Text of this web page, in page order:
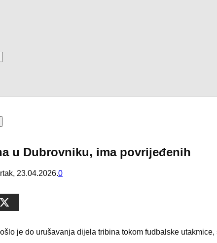
u Dubrovniku, ima povrijeđenih
23.04.2026.0
je do urušavanja dijela tribina tokom fudbalske